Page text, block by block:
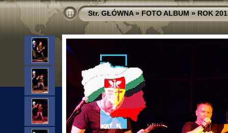
Str. GŁÓWNA»FOTO ALBUM»ROK